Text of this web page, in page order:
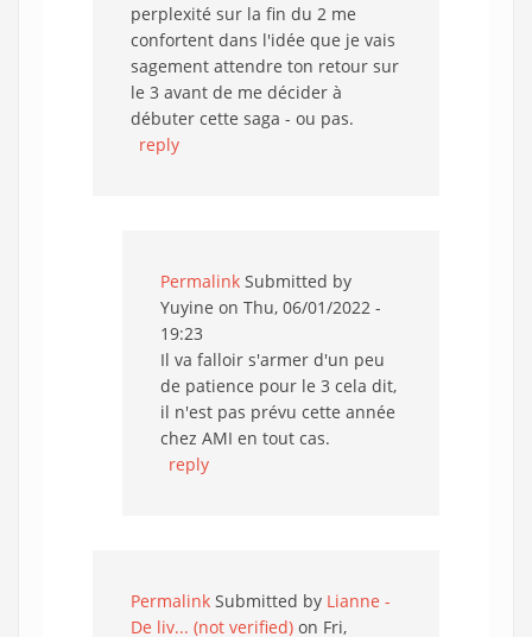
perplexité sur la fin du 2 me
confortent dans l'idée que je vais
sagement attendre ton retour sur
le 3 avant de me décider à
débuter cette saga - ou pas.
reply
Permalink Submitted by
Yuyine on Thu, 06/01/2022 -
19:23
Il va falloir s'armer d'un peu
de patience pour le 3 cela dit,
il n'est pas prévu cette année
chez AMI en tout cas.
reply
Permalink Submitted by Lianne -
De liv... (not verified) on Fri,